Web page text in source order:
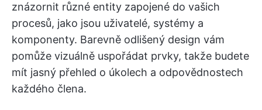
znázornit různé entity zapojené do vašich
procesů, jako jsou uživatelé, systémy a
komponenty. Barevně odlišený design vám
pomůže vizuálně uspořádat prvky, takže budete
mít jasný přehled o úkolech a odpovědnostech
každého člena.